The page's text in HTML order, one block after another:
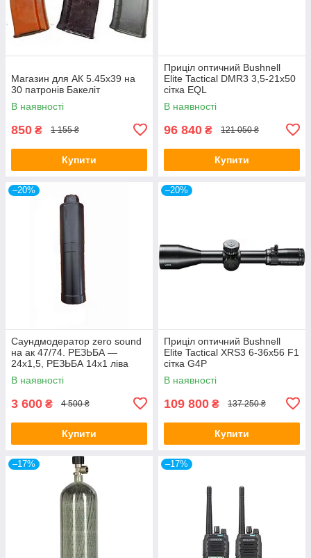
Магазин для АК 5.45х39 на
30 патронів Бакеліт
В наявності
850 ₴ 1 155 ₴
Купити
Приціл оптичний Bushnell
Elite Tactical DMR3 3,5-21x50
сітка EQL
В наявності
96 840 ₴ 121 050 ₴
Купити
–20%
Саундмодератор zero sound
на ак 47/74. РЕЗЬБА —
24х1,5, РЕЗЬБА 14х1 ліва
В наявності
3 600 ₴ 4 500 ₴
Купити
–20%
Приціл оптичний Bushnell
Elite Tactical XRS3 6-36x56 F1
сітка G4P
В наявності
109 800 ₴ 137 250 ₴
Купити
–17% –17%